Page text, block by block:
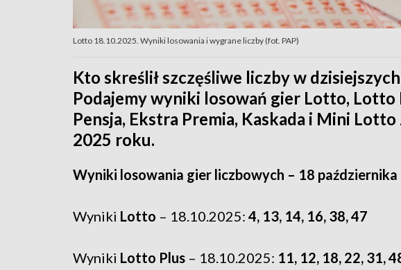
Lotto 18.10.2025. Wyniki losowania i wygrane liczby (fot. PAP)
Kto skreślił szczęśliwe liczby w
Podajemy wyniki losowań gier Lotto,
Pensja, Ekstra Premia, Kaskada i Mini
2025 roku.
Wyniki losowania gier liczbowych – 18 października
Wyniki Lotto – 18.10.2025: 4, 13, 14, 16, 38, 47
Wyniki Lotto Plus – 18.10.2025: 11, 12, 18, 22, 31,